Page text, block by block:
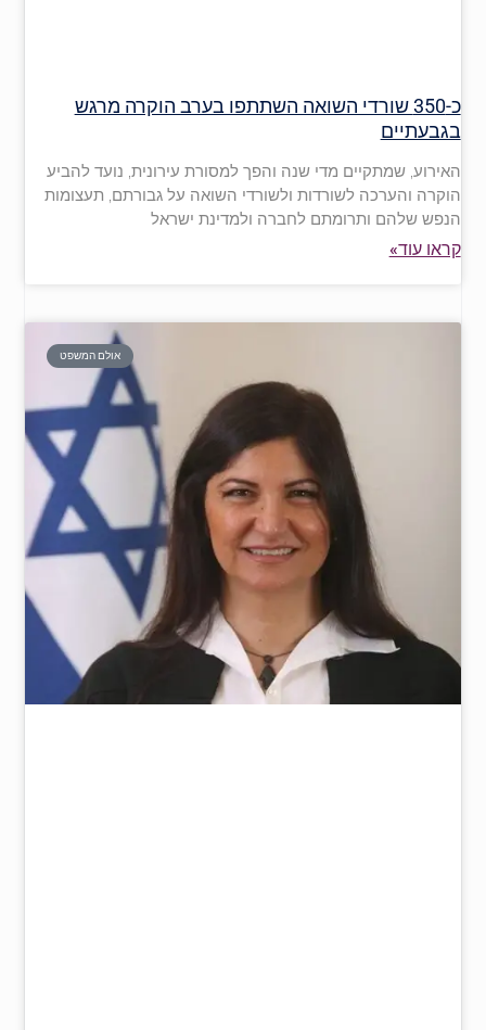
כ-350 שורדי השואה השתתפו בערב הוקרה מרגש
בגבעתיים
האירוע, שמתקיים מדי שנה והפך למסורת עירונית, נועד להביע
הוקרה והערכה לשורדות ולשורדי השואה על גבורתם, תעצומות
הנפש שלהם ותרומתם לחברה ולמדינת ישראל
קראו עוד»
אולם המשפט